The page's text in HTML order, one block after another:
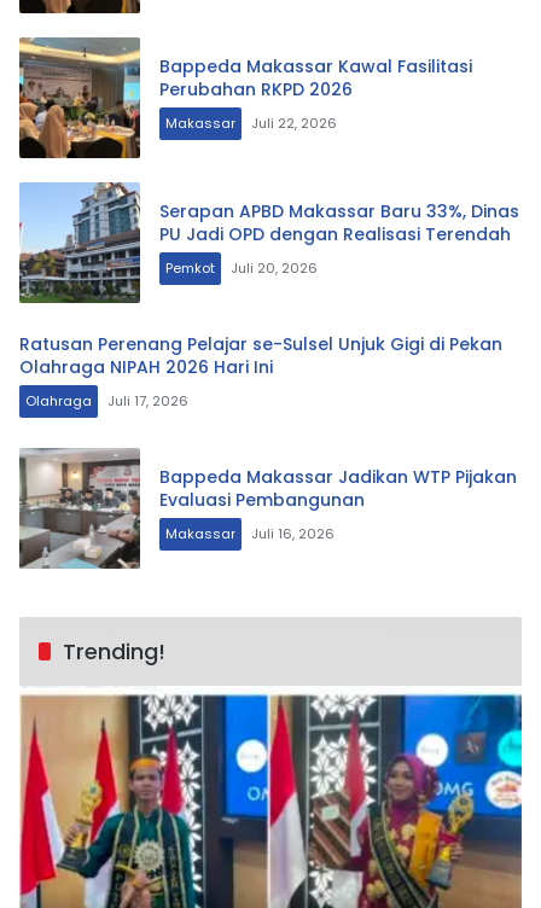
Bappeda Makassar Kawal Fasilitasi
Perubahan RKPD 2026
Makassar Juli 22, 2026
Serapan APBD Makassar Baru 33%, Dinas
PU Jadi OPD dengan Realisasi Terendah
Pemkot Juli 20, 2026
Ratusan Perenang Pelajar se-Sulsel Unjuk Gigi di Pekan
Olahraga NIPAH 2026 Hari Ini
Olahraga Juli 17, 2026
Bappeda Makassar Jadikan WTP Pijakan
Evaluasi Pembangunan
Makassar Juli 16, 2026
Trending!